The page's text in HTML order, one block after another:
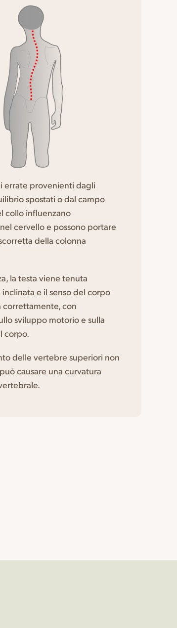
errate provenienti dagli
spostati o dal campo
collo influenzano
cervello e possono portare
della colonna
la testa viene tenuta
e il senso del corpo
correttamente, con
sviluppo motorio e sulla
corpo.
delle vertebre superiori non
causare una curvatura